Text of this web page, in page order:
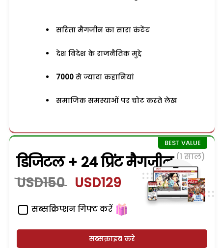
सरिता मैगजीन का सारा कंटेंट
देश विदेश के राजनैतिक मुद्दे
7000 से ज्यादा कहानियां
समाजिक समस्याओं पर चोट करते लेख
डिजिटल + 24 प्रिंट मैगजीन (1 साल)
USD150 USD129
सब्सक्रिप्शन गिफ्ट करें
सब्सक्राइब करें